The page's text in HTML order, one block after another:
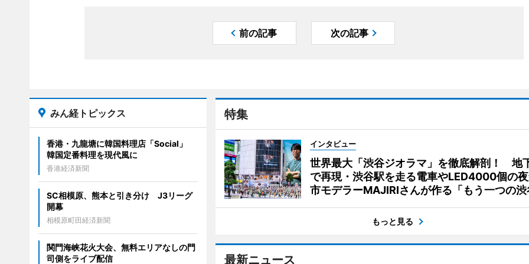
前の記事 次の記事
特集
インタビュー
世界最大「渋谷ジオラマ」を徹底解剖！ 地
で再現・渋谷駅を走る電車やLED4000個の
市モデラーMAJIRIさんが作る「もう一つの渋
もっと見る
最新ニュース
みん経トピックス
香港・九龍塘に韓国料理店「Social」
韓国定番料理を現代風に
香港経済新聞
SC相模原、熊本と引き分け J3リーグ
開幕
相模原町田経済新聞
関門海峡花火大会、無料エリアなしの門
司側をライブ配信